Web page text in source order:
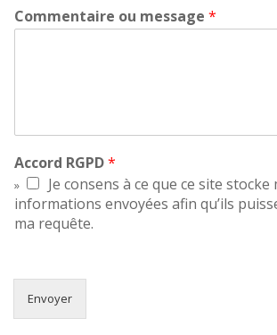
Commentaire ou message *
Accord RGPD*
Je consens à ce que ce site stocke
informations envoyées afin qu’ils
ma requête.
Envoyer